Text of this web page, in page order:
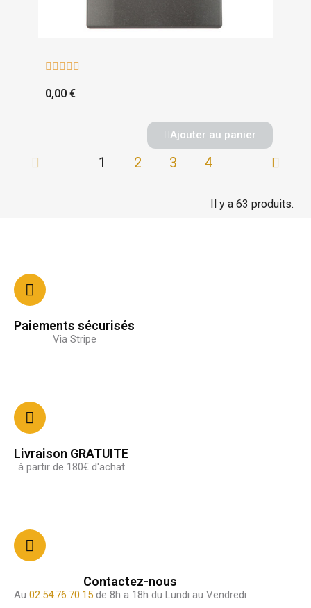
    
0,00 €
Ajouter au panier
1 2 3 4
Il y a 63 produits.
Paiements sécurisés
Via Stripe
Livraison GRATUITE
à partir de 180€ d'achat
Contactez-nous
Au 02.54.76.70.15 de 8h a 18h du Lundi au Vendredi